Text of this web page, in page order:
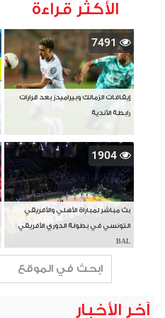
الأكثر قراءة
7491
إيقافات الزمالك وبيراميدز بعد قرارات
رابطة الأندية
1904
بث مباشر لمباراة الأهلي والأفريقي
التونسي في بطولة الدوري الأفريقي
BAL
آخر الأخبار